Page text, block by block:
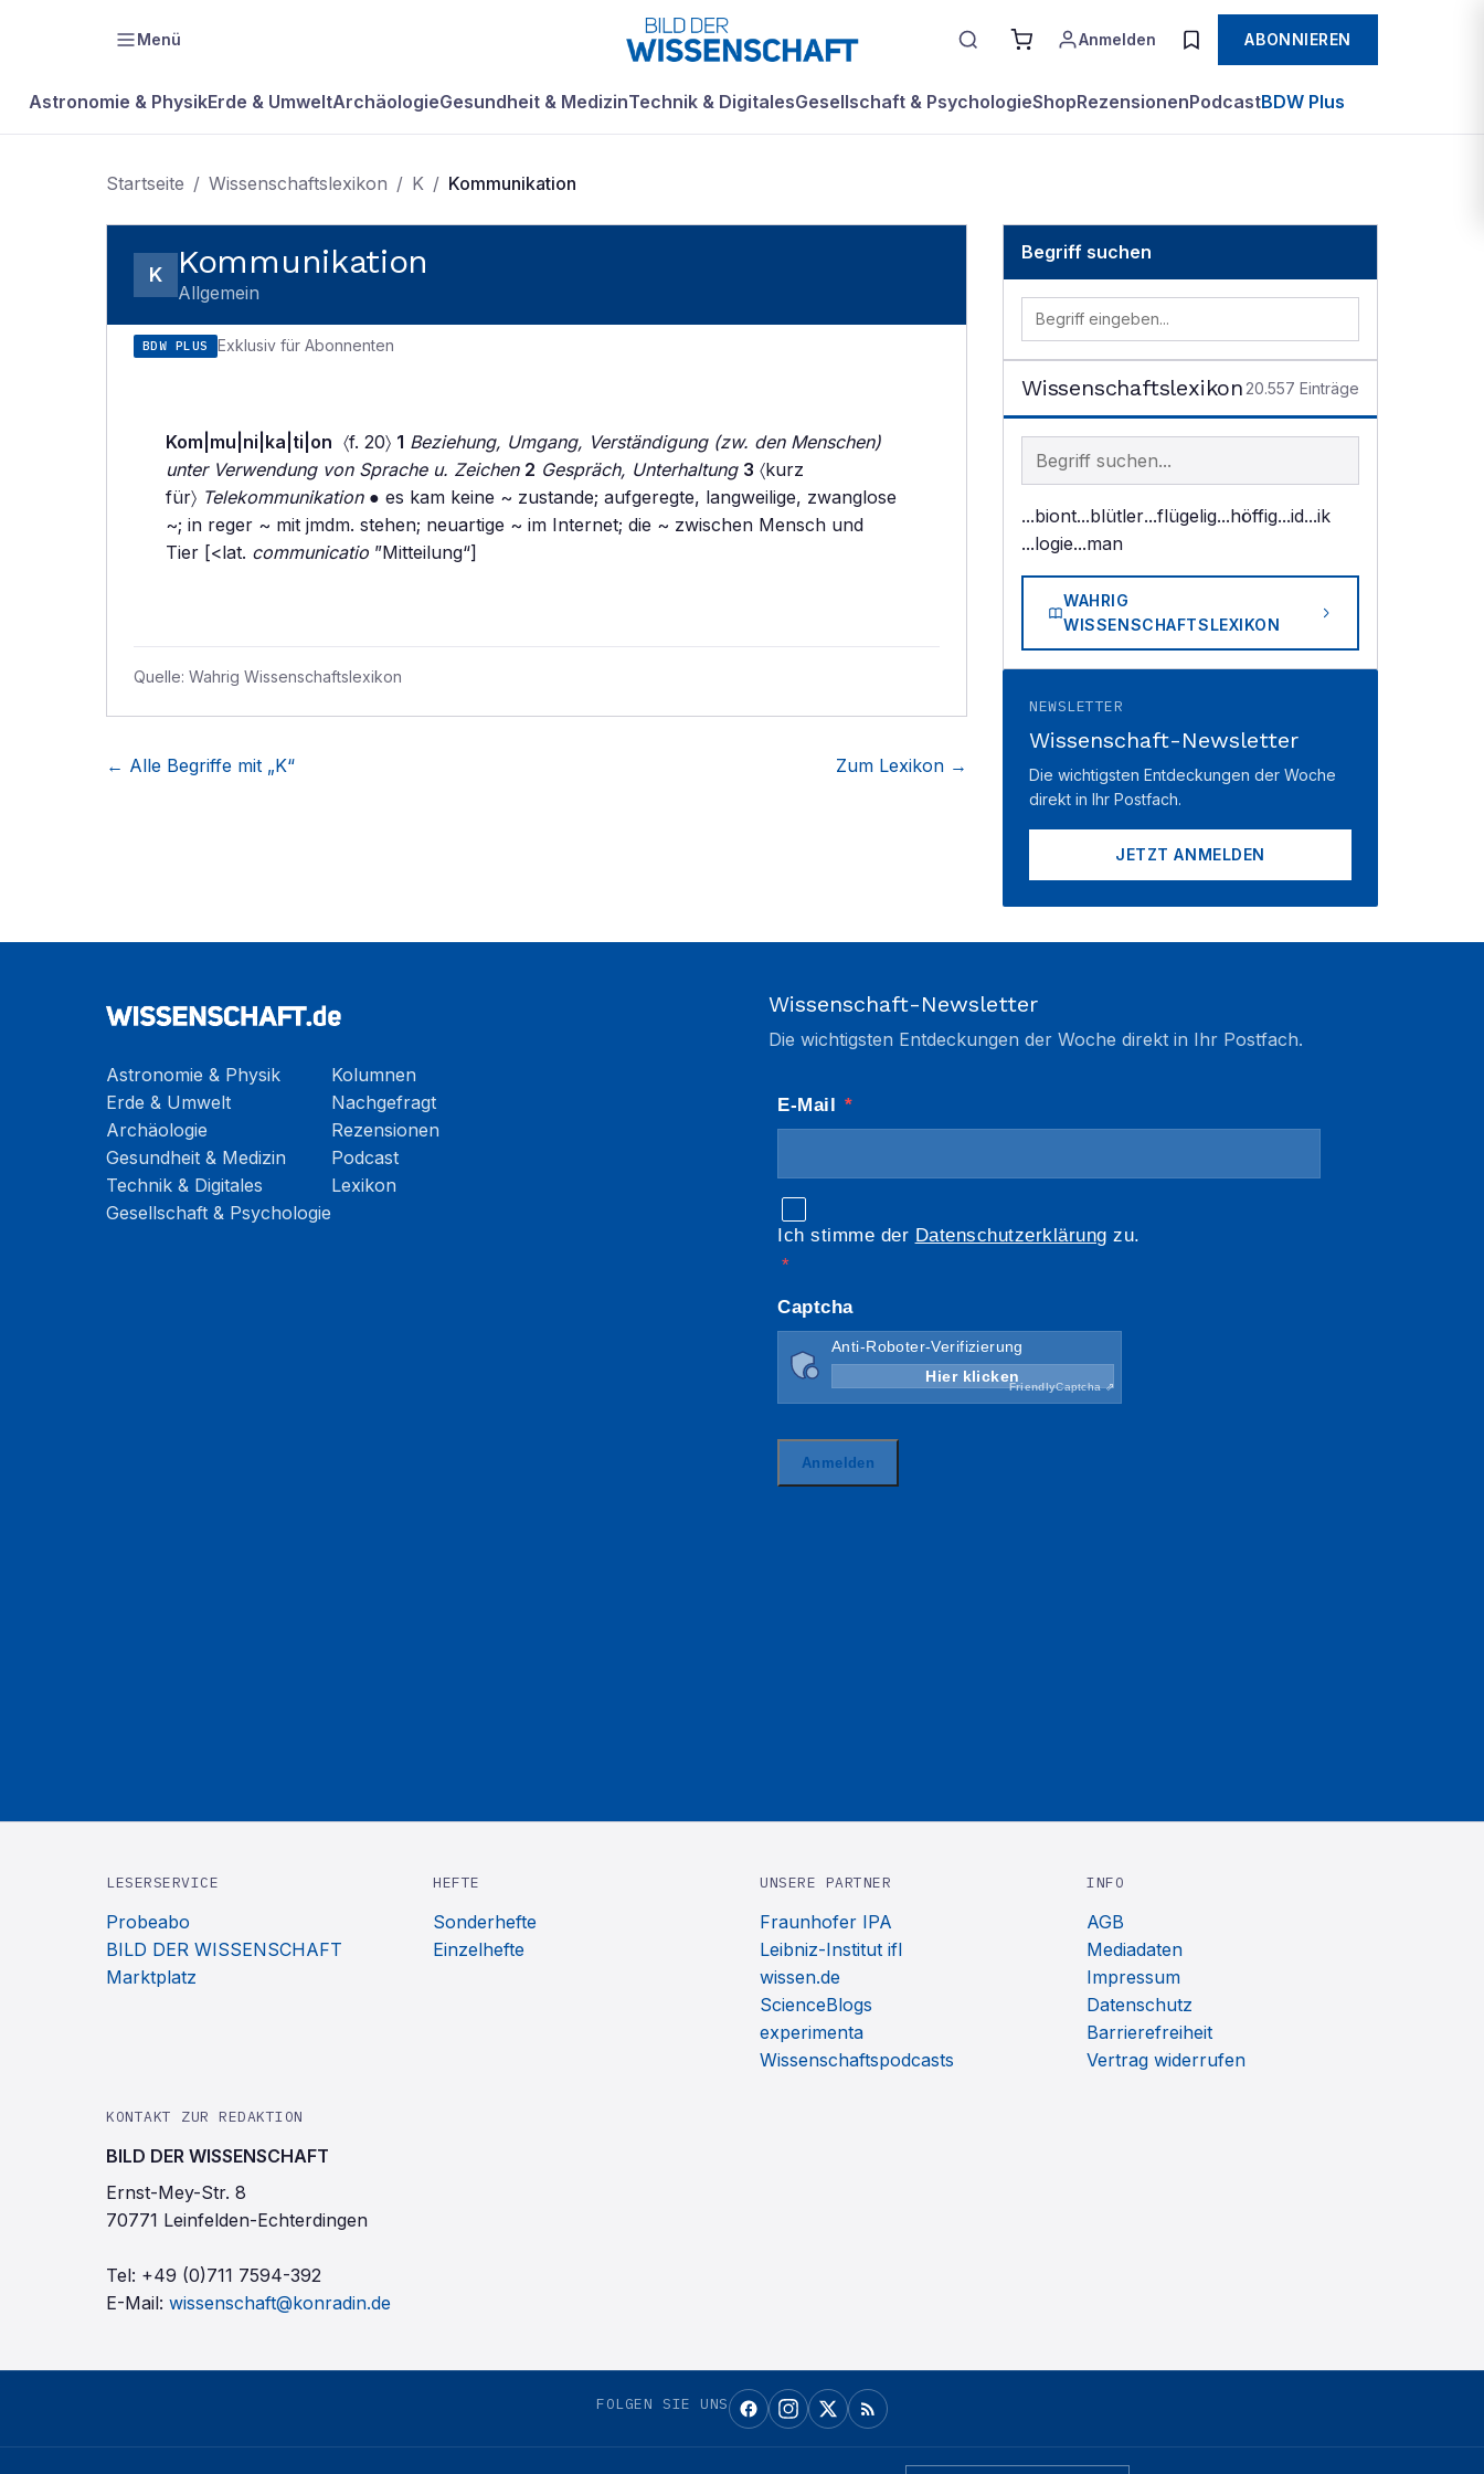
Menü Anmelden ABONNIEREN
Astronomie & PhysikErde & UmweltArchäologieGesundheit & MedizinTechnik & DigitalesGesellschaft & PsychologieShopRezensionenPodcastBDW Plus
Startseite / Wissenschaftslexikon / K / Kommunikation
K Kommunikation
Allgemein
BDW PLUS Exklusiv für Abonnenten
Kom|mu|ni|ka|ti|on 〈f. 20〉 1 Beziehung, Umgang, Verständigung (zw. den Menschen)
unter Verwendung von Sprache u. Zeichen 2 Gespräch, Unterhaltung 3 〈kurz
für〉 Telekommunikation● es kam keine ~ zustande; aufgeregte, langweilige, zwanglose
~; in reger ~ mit jmdm. stehen; neuartige ~ im Internet; die ~ zwischen Mensch und
Tier [<lat. communicatio ”Mitteilung“]
Quelle: Wahrig Wissenschaftslexikon
← Alle Begriffe mit „K“ Zum Lexikon →
Begriff suchen
Wissenschaftslexikon 20.557 Einträge
Begriff im Lexikon suchen
...biont...blütler...flügelig...höffig...id...ik
...logie...man
WAHRIG
WISSENSCHAFTSLEXIKON
NEWSLETTER
Wissenschaft-Newsletter
Die wichtigsten Entdeckungen der Woche
direkt in Ihr Postfach.
JETZT ANMELDEN
Astronomie & Physik
Erde & Umwelt
Archäologie
Gesundheit & Medizin
Technik & Digitales
Gesellschaft & Psychologie
Kolumnen
Nachgefragt
Rezensionen
Podcast
Lexikon
Wissenschaft-Newsletter
Die wichtigsten Entdeckungen der Woche direkt in Ihr Postfach.
LESERSERVICE
Probeabo
BILD DER WISSENSCHAFT
Marktplatz
HEFTE
Sonderhefte
Einzelhefte
UNSERE PARTNER
Fraunhofer IPA
Leibniz-Institut ifl
wissen.de
ScienceBlogs
experimenta
Wissenschaftspodcasts
INFO
AGB
Mediadaten
Impressum
Datenschutz
Barrierefreiheit
Vertrag widerrufen
KONTAKT ZUR REDAKTION
BILD DER WISSENSCHAFT
Ernst-Mey-Str. 8
70771 Leinfelden-Echterdingen
Tel: +49 (0)711 7594-392
E-Mail: wissenschaft@konradin.de
FOLGEN SIE UNS